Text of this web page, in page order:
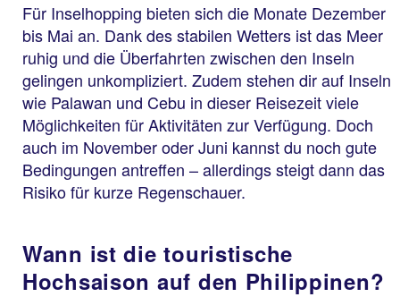
Für Inselhopping bieten sich die Monate Dezember
bis Mai an. Dank des stabilen Wetters ist das Meer
ruhig und die Überfahrten zwischen den Inseln
gelingen unkompliziert. Zudem stehen dir auf Inseln
wie Palawan und Cebu in dieser Reisezeit viele
Möglichkeiten für Aktivitäten zur Verfügung. Doch
auch im November oder Juni kannst du noch gute
Bedingungen antreffen – allerdings steigt dann das
Risiko für kurze Regenschauer.
Wann ist die touristische
Hochsaison auf den Philippinen?